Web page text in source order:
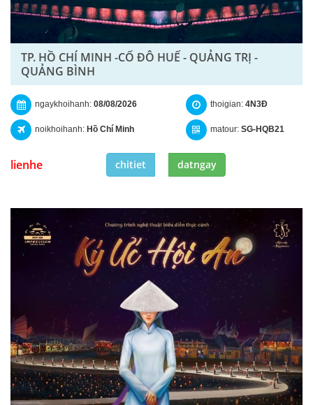
TP. HỒ CHÍ MINH -CỐ ĐÔ HUẾ - QUẢNG TRỊ -
QUẢNG BÌNH
ngaykhoihanh: 08/08/2026
noikhoihanh: Hồ Chí Minh
thoigian: 4N3Đ
matour: SG-HQB21
lienhe chitiet datngay